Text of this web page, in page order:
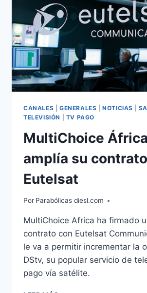
CANALES GENERALES |NOTICIAS
TELEVISIÓN
TV PAGO
MultiChoice África
amplía su
Eutelsat
Por Parabólicas diesl.com
MultiChoice Africa ha firmado
contrato con Eutelsat
le va a permitir incrementar la
DStv, su popular servicio de
pago vía satélite.